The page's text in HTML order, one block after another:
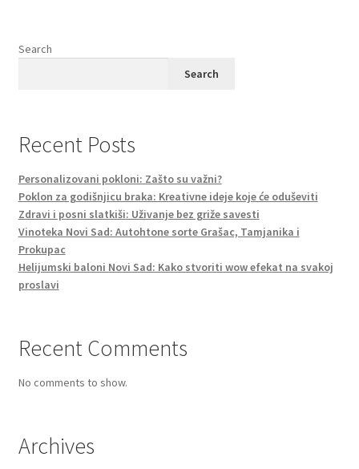
Search
Search
Recent Posts
Personalizovani pokloni: Zašto su važni?
Poklon za godišnjicu braka: Kreativne ideje koje će oduševiti
Zdravi i posni slatkiši: Uživanje bez griže savesti
Vinoteka Novi Sad: Autohtone sorte Grašac, Tamjanika i
Prokupac
Helijumski baloni Novi Sad: Kako stvoriti wow efekat na svakoj
proslavi
Recent Comments
No comments to show.
Archives